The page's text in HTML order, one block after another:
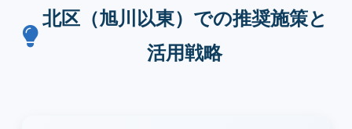
北区（旭川以東）での推奨施策と
活用戦略